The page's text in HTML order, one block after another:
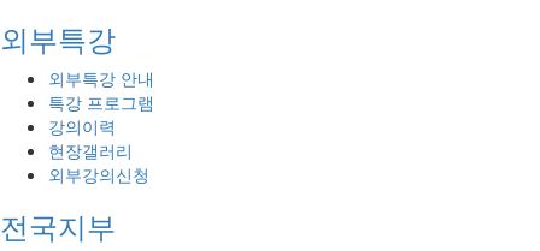
외부특강
외부특강 안내
특강 프로그램
강의이력
현장갤러리
외부강의신청
전국지부